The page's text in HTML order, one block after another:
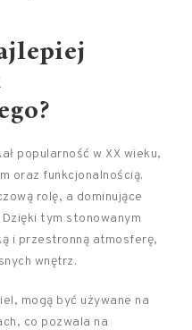
popularność w XX wieku,
oraz funkcjonalnością.
rolę, a dominujące
Dzięki tym stonowanym
i przestronną atmosferę,
wnętrz.
mogą być używane na
co pozwala na